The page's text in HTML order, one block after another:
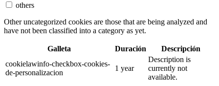
others
Other uncategorized cookies are those that are being analyzed and
have not been classified into a category as yet.
Galleta Duración
Descripción
cookielawinfo-checkbox-cookies-
de-personalizacion
1 year
Description is
currently not
available.